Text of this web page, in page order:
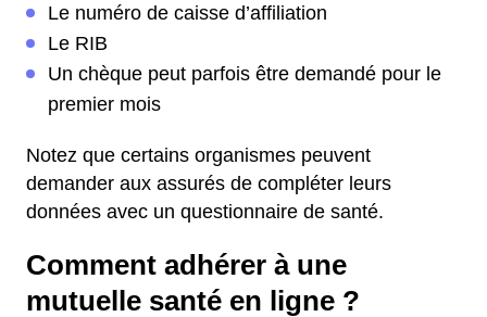
Le numéro de caisse d’affiliation
Le RIB
Un chèque peut parfois être demandé pour le
premier mois
Notez que certains organismes peuvent
demander aux assurés de compléter leurs
données avec un questionnaire de santé.
Comment adhérer à une
mutuelle santé en ligne ?